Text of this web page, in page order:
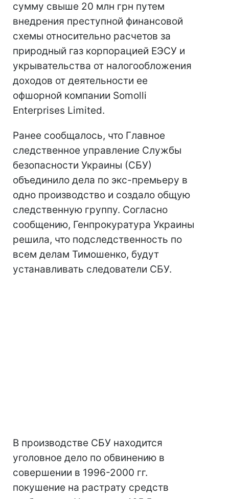
сумму свыше 20 млн грн путем
внедрения преступной финансовой
схемы относительно расчетов за
природный газ корпорацией ЕЭСУ и
укрывательства от налогообложения
доходов от деятельности ее
офшорной компании Somolli
Enterprises Limited.
Ранее сообщалось, что Главное
следственное управление Службы
безопасности Украины (СБУ)
объединило дела по экс-премьеру в
одно производство и создало общую
следственную группу. Согласно
сообщению, Генпрокуратура Украины
решила, что подследственность по
всем делам Тимошенко, будут
устанавливать следователи СБУ.
В производстве СБУ находится
уголовное дело по обвинению в
совершении в 1996-2000 гг.
покушение на растрату средств